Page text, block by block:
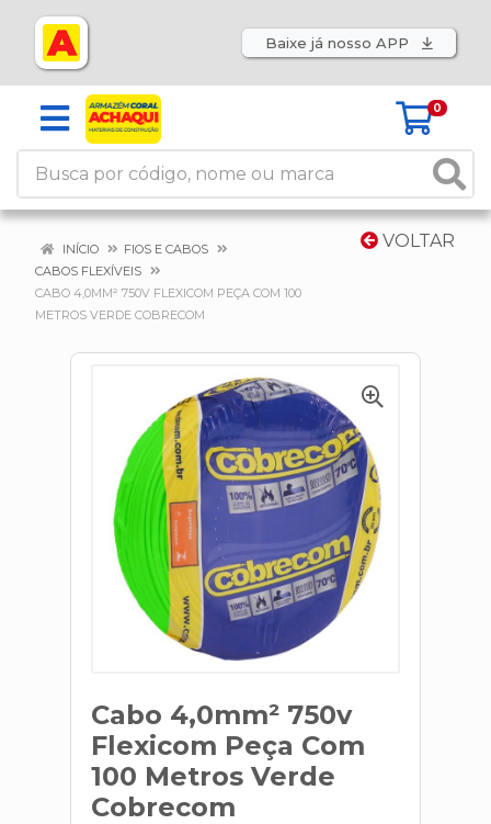
Baixe já nosso APP
0
VOLTAR
INÍCIO
FIOS E CABOS
CABOS FLEXÍVEIS
CABO 4,0MM² 750V FLEXICOM PEÇA COM 100
METROS VERDE COBRECOM
Cabo 4,0mm² 750v
Flexicom Peça Com
100 Metros Verde
Cobrecom